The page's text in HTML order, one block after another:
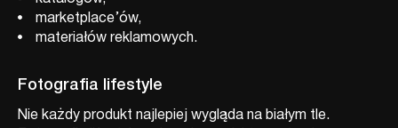
marketplace’ów,
materiałów reklamowych.
Fotografia lifestyle
Nie każdy produkt najlepiej wygląda na białym tle.